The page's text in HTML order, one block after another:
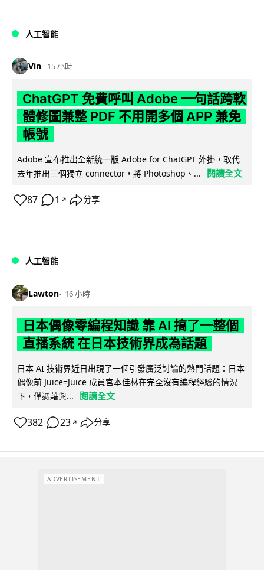
人工智能
Vin 15 小時
ChatGPT 免費呼叫 Adobe 一句話跨軟
體修圖兼整 PDF 不用開多個 APP 兼免
帳號
Adobe 宣布推出全新統一版 Adobe for ChatGPT 外掛，取代
去年推出三個獨立 connector，將 Photoshop、...
閱讀全文
87 1 ↗ 分享
人工智能
Lawton 16 小時
日本偶像零編程知識 靠 AI 搞了一整個
直播系統 在日本技術界成為話題
日本 AI 技術界近日出現了一個引發廣泛討論的熱門話題：日本
偶像前 Juice=Juice 成員宮本佳林在完全沒有編程經驗的情況
下，僅憑藉與...
閱讀全文
382 23 ↗ 分享
ADVERTISEMENT